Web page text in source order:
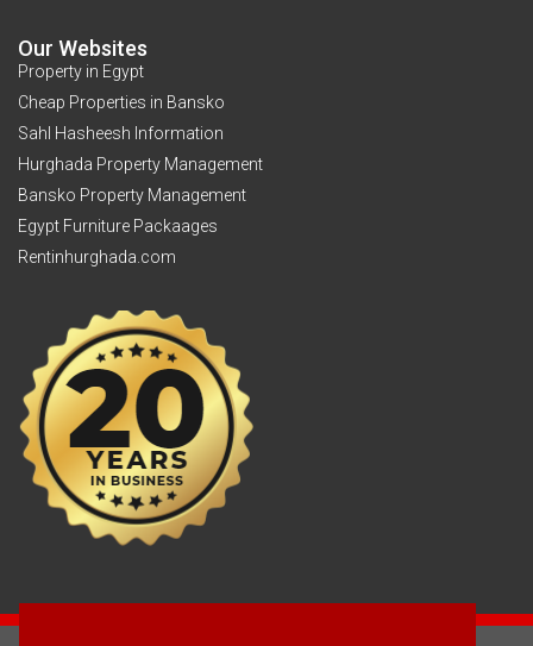
Our Websites
Property in Egypt
Cheap Properties in Bansko
Sahl Hasheesh Information
Hurghada Property Management
Bansko Property Management
Egypt Furniture Packaages
Rentinhurghada.com